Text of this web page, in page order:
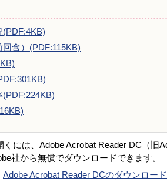
(PDF:4KB)
含）(PDF:115KB)
には、Adobe Acrobat Reader DC（旧
社から無償でダウンロードできます。
Adobe Acrobat Reader DCのダウンロー